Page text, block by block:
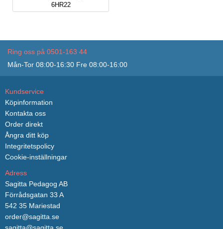
6HR22
Ring oss på 0501-163 44
Mån-Tor 08:00-16:30 Fre 08:00-16:00
Kundservice
Köpinformation
Kontakta oss
Order direkt
Ångra ditt köp
Integritetspolicy
Cookie-inställningar
Adress
Sagitta Pedagog AB
Förrådsgatan 33 A
542 35 Mariestad
order@sagitta.se